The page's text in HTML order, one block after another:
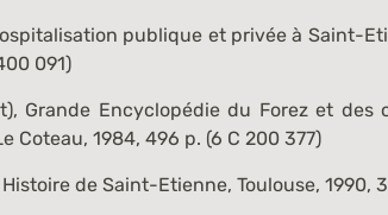
publique et privée à Saint-
091)
Grande Encyclopédie du Forez et des
Coteau, 1984, 496 p. (6 C 200 377)
Histoire de Saint-Etienne, Toulouse, 1990,